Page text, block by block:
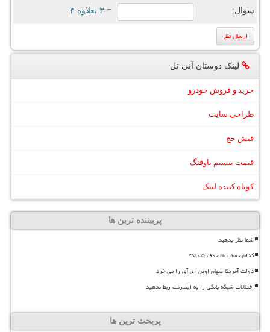
سوال: = ۳ بعلاوه ۳
لینک دوستان آنی تل
خرید و فروش خودرو
طراحی سایت
فیش حج
قیمت بیسیم باوفنگ
کوتاه کننده لینک
پربیننده ترین ها
شما نظر بدهید
کدام حساب ها حذف شدند؟
دولت آمریکا سهام اوپن ای آی را می خرد
اختلالات شبکه بانکی را به اینترنت ربط ندهید
پربحث ترین ها